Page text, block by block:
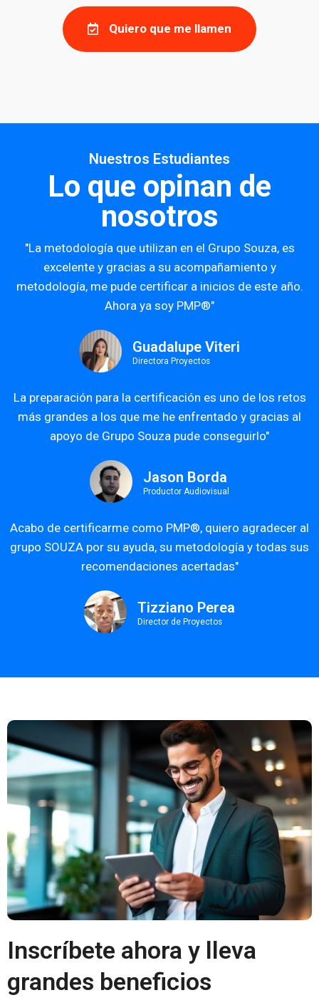
Quiero que me llamen
Nuestros Estudiantes
Lo que opinan de
nosotros
"La metodología que utilizan en el Grupo Souza, es
excelente y gracias a su acompañamiento y
metodología, me pude certificar a inicios de este año.
Ahora ya soy PMP®"
Guadalupe Viteri
Directora Proyectos
La preparación para la certificación es uno de los retos
más grandes a los que me he enfrentado y gracias al
apoyo de Grupo Souza pude conseguirlo"
Jason Borda
Productor Audiovisual
Acabo de certificarme como PMP®, quiero agradecer al
grupo SOUZA por su ayuda, su metodología y todas sus
recomendaciones acertadas"
Tizziano Perea
Director de Proyectos
Inscríbete ahora y lleva
grandes beneficios